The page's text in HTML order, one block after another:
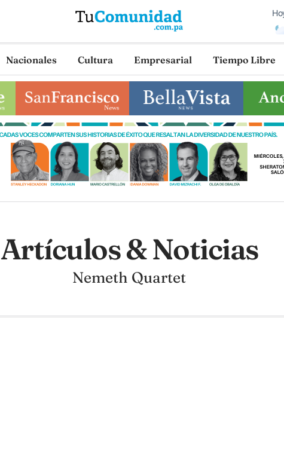
Nacionales Cultura Empresarial Tiempo Libre
Artículos & Noticias
Nemeth Quartet